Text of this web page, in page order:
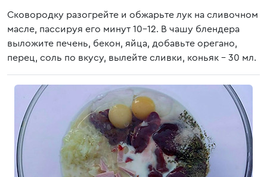
Сковородку разогрейте и обжарьте лук на сливочном
масле, пассируя его минут 10-12. В чашу блендера
выложите печень, бекон, яйца, добавьте орегано,
перец, соль по вкусу, вылейте сливки, коньяк - 30 мл.